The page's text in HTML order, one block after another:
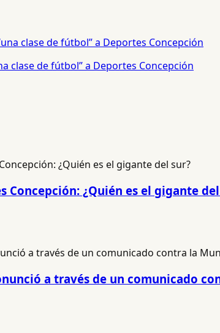
clase de fútbol” a Deportes Concepción
Concepción: ¿Quién es el gigante
a través de un comunicado